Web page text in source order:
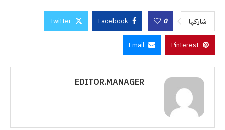
شاركها 0
Facebook
Twitter
Pinterest
Email
EDITOR.MANAGER